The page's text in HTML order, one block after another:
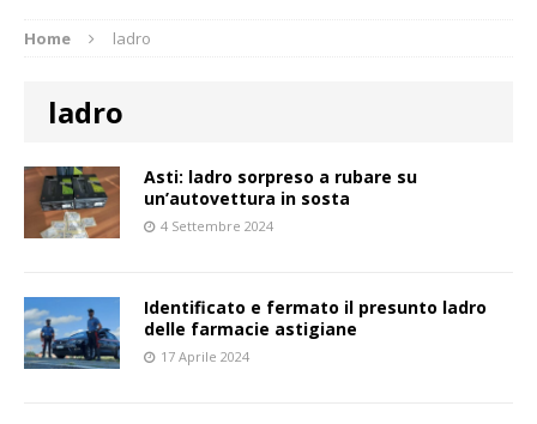
Home ladro
ladro
Asti: ladro sorpreso a rubare su
un’autovettura in sosta
4 Settembre 2024
Identificato e fermato il presunto ladro
delle farmacie astigiane
17 Aprile 2024